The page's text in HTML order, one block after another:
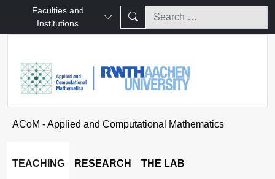
Faculties and
Institutions
ACoM - Applied and Computational Mathematics
TEACHING RESEARCH THE LAB